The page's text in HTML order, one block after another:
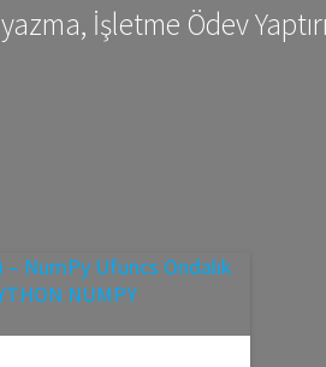
yazma, İşletme Ödev